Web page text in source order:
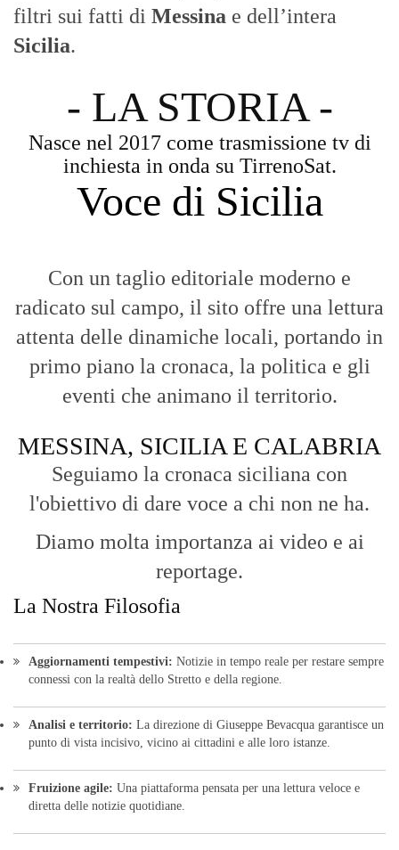
filtri sui fatti di Messina e dell’intera
Sicilia.
- LA STORIA -
Nasce nel 2017 come trasmissione tv di
inchiesta in onda su TirrenoSat.
Voce di Sicilia
Con un taglio editoriale moderno e
radicato sul campo, il sito offre una lettura
attenta delle dinamiche locali, portando in
primo piano la cronaca, la politica e gli
eventi che animano il territorio.
MESSINA, SICILIA E CALABRIA
Seguiamo la cronaca siciliana con
l'obiettivo di dare voce a chi non ne ha.
Diamo molta importanza ai video e ai
reportage.
La Nostra Filosofia
Aggiornamenti tempestivi: Notizie in tempo reale per restare sempre
connessi con la realtà dello Stretto e della regione.
Analisi e territorio: La direzione di Giuseppe Bevacqua garantisce un
punto di vista incisivo, vicino ai cittadini e alle loro istanze.
Fruizione agile: Una piattaforma pensata per una lettura veloce e
diretta delle notizie quotidiane.